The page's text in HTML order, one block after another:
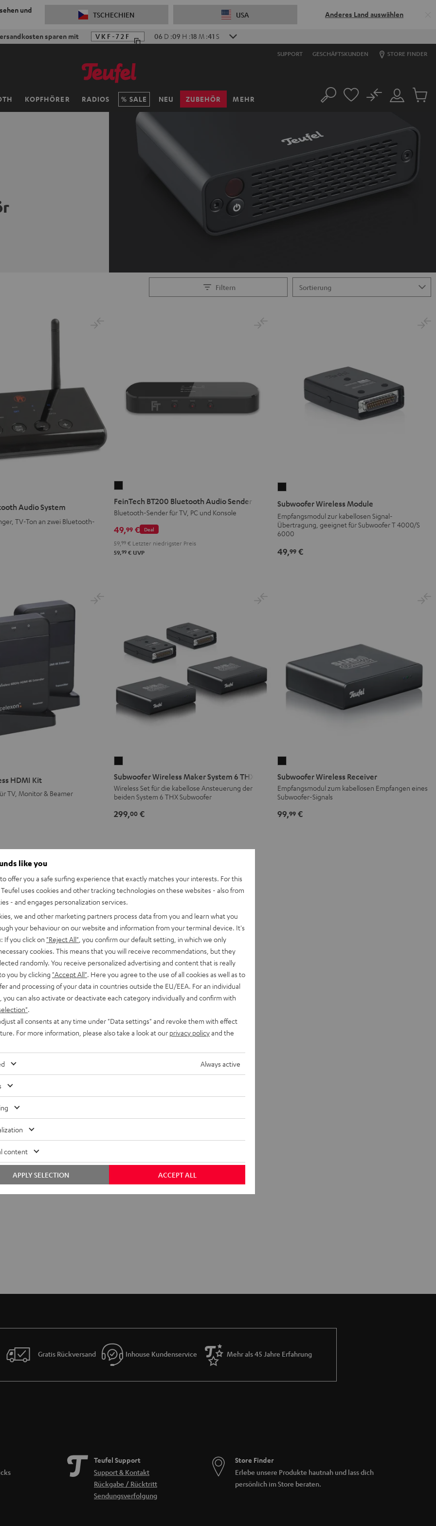
und
TSCHECHIEN USA Anderes Land auswählen
sparen mit VKF-72F 06 D :09 H :18 M :40 S
SUPPORT GESCHÄFTSKUNDEN STORE FINDER
KOPFHÖRER RADIOS SALE NEU ZUBEHÖR MEHR Suche
Mein
No
Artikel
Filtern
Audio System
TV-Ton an zwei Bluetooth-
BT200
Bluetooth
Sender
Schwarz
FeinTech BT200 Bluetooth Audio Sender
Bluetooth-Sender für TV, PC und Konsole
Deal
49,99 €
59, 99 € Letzter niedrigster Preis
59,99 € UVP
Wireless
Schwarz
Version
Subwoofer Wireless Module
Empfangsmodul zur kabellosen Signal-
Übertragung, geeignet für Subwoofer T 4000/S
6000
49,99 €
HDMI Kit
TV, Monitor & Beamer
Wireless
Maker
System
THX
Subwoofer Wireless Maker System 6 THX
Wireless Set für die kabellose Ansteuerung der
beiden System 6 THX Subwoofer
299,00 €
Wireless
Receiver
Schwarz
Subwoofer Wireless Receiver
Empfangsmodul zum kabellosen Empfangen eines
Subwoofer-Signals
99,99 €
Gratis Rückversand Inhouse Kundenservice Mehr als 45 Jahre Erfahrung
Teufel Support
Support & Kontakt
Rückgabe / Rücktritt
Sendungsverfolgung
Store Finder
Erlebe unsere Produkte hautnah und lass dich
persönlich im Store beraten.
like you
offer you a safe surfing experience that exactly matches your interests. For this
uses cookies and other tracking technologies on these websites - also from
- and engages personalization services.
we and other marketing partners process data from you and learn what you
your behaviour on our website and information from your terminal device. It's
If you click on "Reject All" , you confirm our default setting, in which we only
cookies. This means that you will receive recommendations, but they
randomly. You receive personalized advertising and content that is really
you by clicking "Accept All". Here you agree to the use of all cookies as well as to
and processing of your data in countries outside the EU/EEA. For an individual
you can also activate or deactivate each category individually and confirm with
.
all consents at any time under "Data settings" and revoke them with effect
For more information, please also take a look at our privacy policyand the
Always active
content
ACCEPT ALL
APPLY SELECTION